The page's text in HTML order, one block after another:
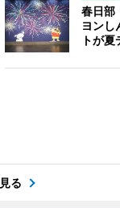
春日部
ヨンし
トが
る